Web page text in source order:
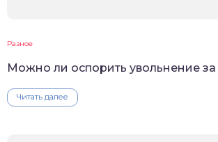
Разное
Можно ли оспорить увольнение за
Читать далее